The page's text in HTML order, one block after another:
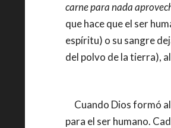
carne para nada
que hace que el ser
espíritu) o su sangre
del polvo de la tierra),
para el ser humano.